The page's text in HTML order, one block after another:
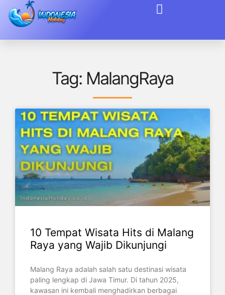
Tag: MalangRaya
10 Tempat Wisata Hits di Malang
Raya yang Wajib Dikunjungi
Malang Raya adalah salah satu destinasi wisata
paling lengkap di Jawa Timur. Di tahun 2025,
kawasan ini kembali menghadirkan berbagai